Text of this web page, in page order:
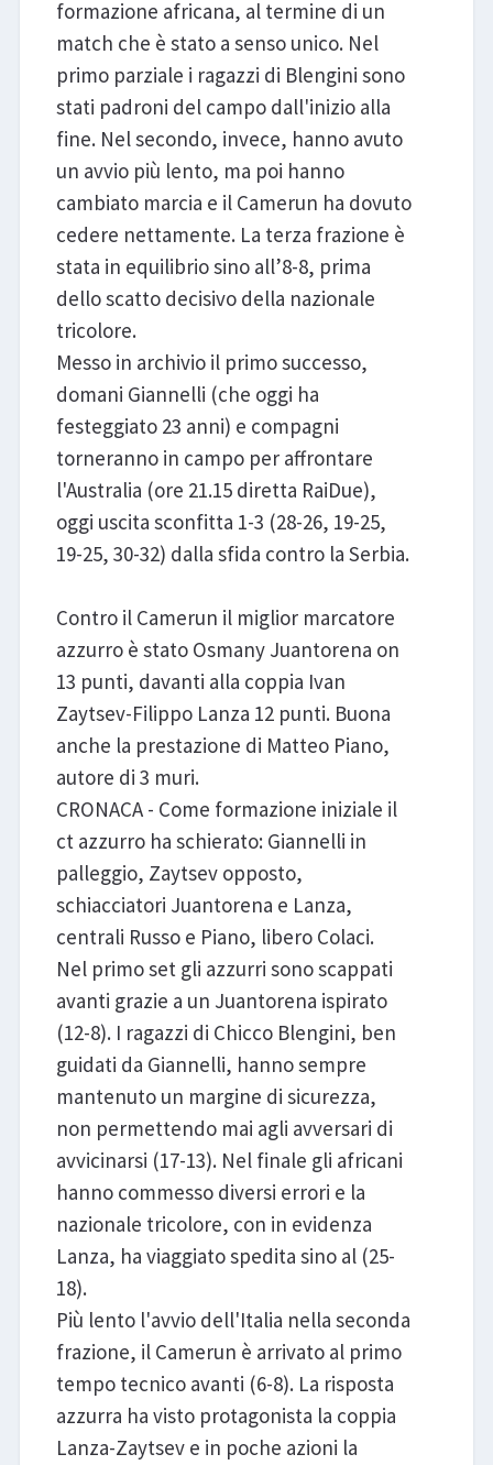
formazione africana, al termine di un
match che è stato a senso unico. Nel
primo parziale i ragazzi di Blengini sono
stati padroni del campo dall'inizio alla
fine. Nel secondo, invece, hanno avuto
un avvio più lento, ma poi hanno
cambiato marcia e il Camerun ha dovuto
cedere nettamente. La terza frazione è
stata in equilibrio sino all’8-8, prima
dello scatto decisivo della nazionale
tricolore.
Messo in archivio il primo successo,
domani Giannelli (che oggi ha
festeggiato 23 anni) e compagni
torneranno in campo per affrontare
l'Australia (ore 21.15 diretta RaiDue),
oggi uscita sconfitta 1-3 (28-26, 19-25,
19-25, 30-32) dalla sfida contro la Serbia.
Contro il Camerun il miglior marcatore
azzurro è stato Osmany Juantorena on
13 punti, davanti alla coppia Ivan
Zaytsev-Filippo Lanza 12 punti. Buona
anche la prestazione di Matteo Piano,
autore di 3 muri.
CRONACA - Come formazione iniziale il
ct azzurro ha schierato: Giannelli in
palleggio, Zaytsev opposto,
schiacciatori Juantorena e Lanza,
centrali Russo e Piano, libero Colaci.
Nel primo set gli azzurri sono scappati
avanti grazie a un Juantorena ispirato
(12-8). I ragazzi di Chicco Blengini, ben
guidati da Giannelli, hanno sempre
mantenuto un margine di sicurezza,
non permettendo mai agli avversari di
avvicinarsi (17-13). Nel finale gli africani
hanno commesso diversi errori e la
nazionale tricolore, con in evidenza
Lanza, ha viaggiato spedita sino al (25-
18).
Più lento l'avvio dell'Italia nella seconda
frazione, il Camerun è arrivato al primo
tempo tecnico avanti (6-8). La risposta
azzurra ha visto protagonista la coppia
Lanza-Zaytsev e in poche azioni la